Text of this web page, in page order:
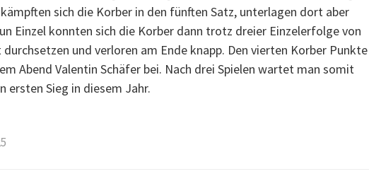
sich die Korber in den fünften Satz, unterlagen dort aber
Einzel konnten sich die Korber dann trotz dreier Einzelerfolge von
durchsetzen und verloren am Ende knapp. Den vierten Korber Punkte
Abend Valentin Schäfer bei. Nach drei Spielen wartet man somit
ersten Sieg in diesem Jahr.